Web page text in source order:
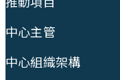
中心主管
中心組織架構